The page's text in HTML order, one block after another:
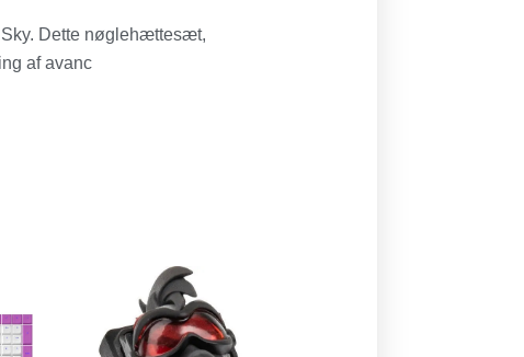
Sky. Dette nøglehættesæt,
af avanc